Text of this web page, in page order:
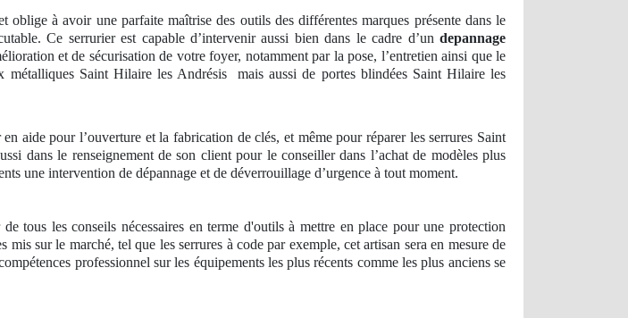
oblige à avoir une parfaite maîtrise des outils des différentes marques présente dans le
Ce serrurier est capable d’intervenir aussi bien dans le cadre d’un depannage
et de sécurisation de votre foyer, notamment par la pose, l’entretien ainsi que le
métalliques Saint Hilaire les Andrésis
mais aussi de portes blindées Saint Hilaire les
aide pour l’ouverture et la fabrication de clés, et même pour réparer les serrures Saint
dans le renseignement de son client pour le conseiller dans l’achat de modèles plus
une intervention de dépannage et de déverrouillage d’urgence à tout moment.
tous les conseils nécessaires en terme d'outils à mettre en place pour une protection
sur le marché, tel que les serrures à code par exemple, cet artisan sera en mesure de
professionnel sur les équipements les plus récents comme les plus anciens se